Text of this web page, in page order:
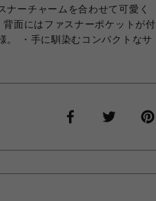
ナーチャームを合わせて可愛く
面にはファスナーポケットが付
。 ・手に馴染むコンパクトなサ